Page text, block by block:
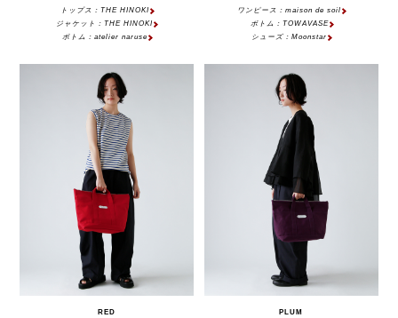
トップス：THE HINOKI
ジャケット：THE HINOKI
ボトム：atelier naruse
ワンピース：maison de soil
ボトム：TOWAVASE
シューズ：Moonstar
RED
PLUM